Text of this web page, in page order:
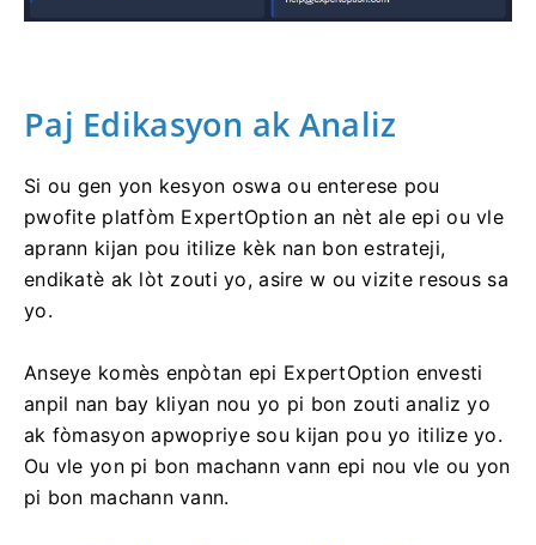
Paj Edikasyon ak Analiz
Si ou gen yon kesyon oswa ou enterese pou
pwofite platfòm ExpertOption an nèt ale epi ou vle
aprann kijan pou itilize kèk nan bon estrateji,
endikatè ak lòt zouti yo, asire w ou vizite resous sa
yo.
Anseye komès enpòtan epi ExpertOption envesti
anpil nan bay kliyan nou yo pi bon zouti analiz yo
ak fòmasyon apwopriye sou kijan pou yo itilize yo.
Ou vle yon pi bon machann vann epi nou vle ou yon
pi bon machann vann.